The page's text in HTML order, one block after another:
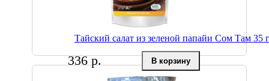
Тайский салат из зеленой папайи Сом Там 35
336 р.